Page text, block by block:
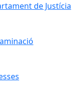
de Justícia